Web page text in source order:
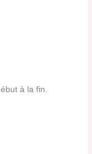
à la fin.